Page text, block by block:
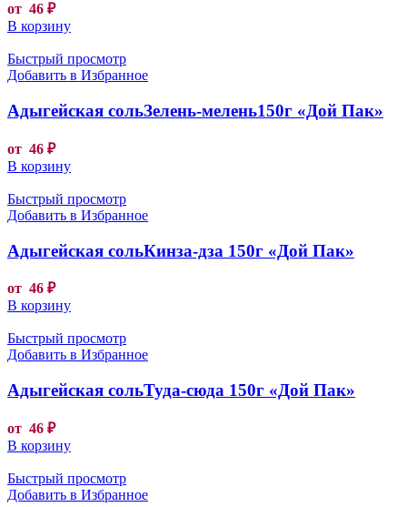
от 46 ₽
В корзину
Быстрый просмотр
Добавить в Избранное
Адыгейская сольЗелень-мелень150г «Дой Пак»
от 46 ₽
В корзину
Быстрый просмотр
Добавить в Избранное
Адыгейская сольКинза-дза 150г «Дой Пак»
от 46 ₽
В корзину
Быстрый просмотр
Добавить в Избранное
Адыгейская сольТуда-сюда 150г «Дой Пак»
от 46 ₽
В корзину
Быстрый просмотр
Добавить в Избранное